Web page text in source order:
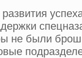
не были